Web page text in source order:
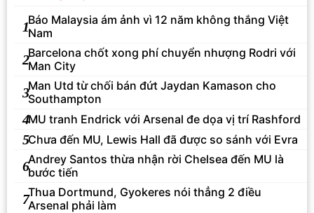
1Báo Malaysia ám ảnh vì 12 năm không thắng Việt
Nam
2Barcelona chốt xong phí chuyển nhượng Rodri với
Man City
3Man Utd từ chối bán đứt Jaydan Kamason cho
Southampton
4MU tranh Endrick với Arsenal đe dọa vị trí Rashford
5Chưa đến MU, Lewis Hall đã được so sánh với Evra
6Andrey Santos thừa nhận rời Chelsea đến MU là
bước tiến
7Thua Dortmund, Gyokeres nói thẳng 2 điều
Arsenal phải làm